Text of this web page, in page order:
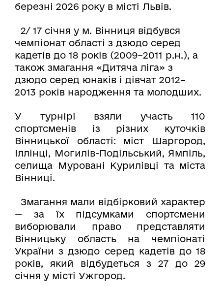
березні 2026 року в місті Львів.
2/ 17 січня у м. Вінниця відбувся
чемпіонат області з дзюдо серед
кадетів до 18 років (2009–2011 р.н.), а
також змагання «Дитяча ліга» з
дзюдо серед юнаків і дівчат 2012–
2013 років народження та молодших.
У турнірі взяли участь 110
спортсменів із різних куточків
Вінницької області: міст Шаргород,
Іллінці, Могилів-Подільський, Ямпіль,
селища Муровані Курилівці та міста
Вінниці.
Змагання мали відбірковий характер
— за їх підсумками спортсмени
виборювали право представляти
Вінницьку область на чемпіонаті
України з дзюдо серед кадетів до 18
років, який відбудеться з 27 до 29
січня у місті Ужгород.